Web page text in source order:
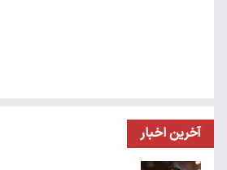
آخرین اخبار